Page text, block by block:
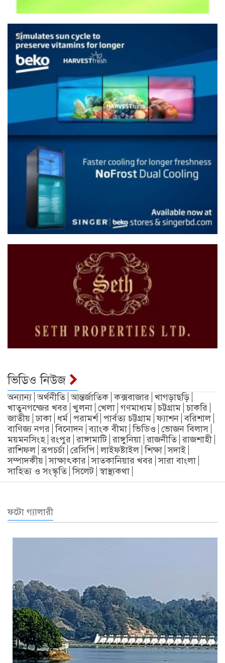
ভিডিও নিউজ
অন্যান্য অর্থনীতি আন্তর্জাতিক কক্সবাজার খাগড়াছড়ি
খাতুনগন্জের খবর খুলনা খেলা গণমাধ্যম চট্টগ্রাম চাকরি
জাতীয় ঢাকা ধর্ম পরামর্শ পার্বত্য চট্টগ্রাম ফ্যাশন বরিশাল
বাণিজ্য নগর বিনোদন ব্যাংক বীমা ভিডিও ভোজন বিলাস
ময়মনসিংহ রংপুর রাঙ্গামাটি রাঙ্গুনিয়া রাজনীতি রাজশাহী
রাশিফল রূপচর্চা রেসিপি লাইফষ্টাইল শিক্ষা সদাই
সম্পাদকীয় সাক্ষাৎকার সাতকানিয়ার খবর সারা বাংলা
সাহিত্য ও সংস্কৃতি সিলেট স্বাস্থ্যকথা
ফটো গ্যালারী